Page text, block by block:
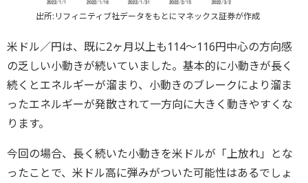
出所:リフィニティブ社データをもとにマネックス証券が作成
米ドル／円は、既に2ヶ月以上も114～116円中心の方向感
の乏しい小動きが続いていました。基本的に小動きが長く
続くとエネルギーが溜まり、小動きのブレークにより溜ま
ったエネルギーが発散されて一方向に大きく動きやすくな
ります。
今回の場合、長く続いた小動きを米ドルが「上放れ」とな
ったことで、米ドル高に弾みがついた可能性はあるでしょ